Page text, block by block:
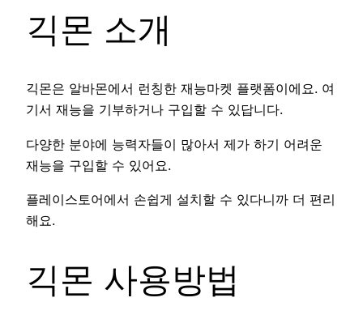
긱몬 소개
긱몬은 알바몬에서 런칭한 재능마켓 플랫폼이에요. 여
기서 재능을 기부하거나 구입할 수 있답니다.
다양한 분야에 능력자들이 많아서 제가 하기 어려운
재능을 구입할 수 있어요.
플레이스토어에서 손쉽게 설치할 수 있다니까 더 편리
해요.
긱몬 사용방법